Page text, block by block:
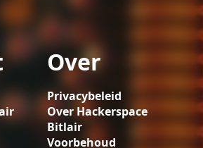
Over
Privacybeleid
Over Hackerspace
Bitlair
Voorbehoud